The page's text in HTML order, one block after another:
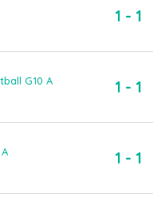
1 - 1
G10 A 1 - 1
1 - 1